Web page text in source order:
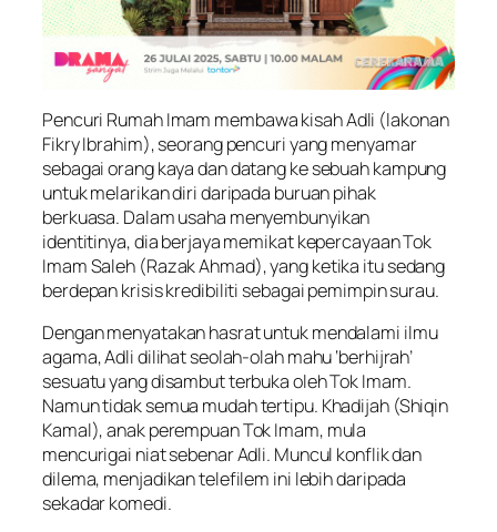
Pencuri Rumah Imam membawa kisah Adli (lakonan
Fikry Ibrahim), seorang pencuri yang menyamar
sebagai orang kaya dan datang ke sebuah kampung
untuk melarikan diri daripada buruan pihak
berkuasa. Dalam usaha menyembunyikan
identitinya, dia berjaya memikat kepercayaan Tok
Imam Saleh (Razak Ahmad), yang ketika itu sedang
berdepan krisis kredibiliti sebagai pemimpin surau.
Dengan menyatakan hasrat untuk mendalami ilmu
agama, Adli dilihat seolah-olah mahu ‘berhijrah’
sesuatu yang disambut terbuka oleh Tok Imam.
Namun tidak semua mudah tertipu. Khadijah (Shiqin
Kamal), anak perempuan Tok Imam, mula
mencurigai niat sebenar Adli. Muncul konflik dan
dilema, menjadikan telefilem ini lebih daripada
sekadar komedi.